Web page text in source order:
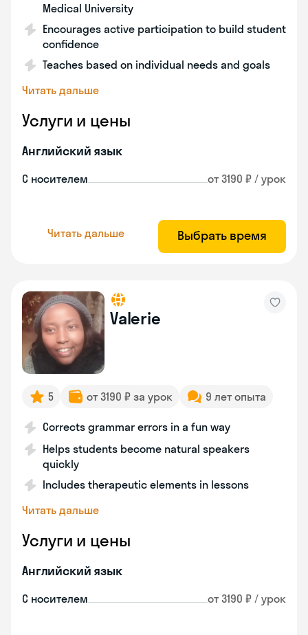
Medical University
Encourages active participation to build student
confidence
Teaches based on individual needs and goals
Читать дальше
Услуги и цены
Английский язык
С носителем от 3190 ₽ / урок
Читать дальше Выбрать время
Valerie
5 от 3190 ₽ за урок 9 лет опыта
Corrects grammar errors in a fun way
Helps students become natural speakers
quickly
Includes therapeutic elements in lessons
Читать дальше
Услуги и цены
Английский язык
С носителем от 3190 ₽ / урок